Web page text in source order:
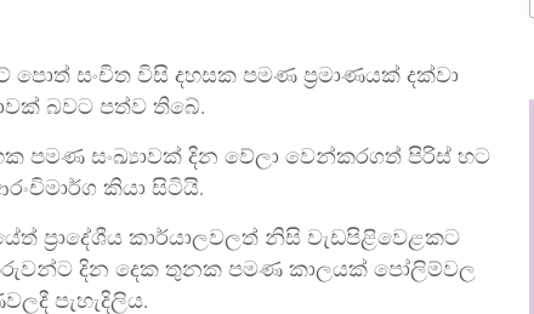
සංචිත විසි දහසක පමණ ප්‍රමාණයක් දක්වා
බවට පත්ව තිබේ.
පමණ සංඛ්‍යාවක් දින වේලා වෙන්කරගත් පිරිස් හට
කියා සිටියි.
ප්‍රාදේශීය කාර්යාලවලත් නිසි වැඩපිළිවෙළකට
දින දෙක තුනක පමණ කාලයක් පෝලිම්වල
පැහැදිලිය.